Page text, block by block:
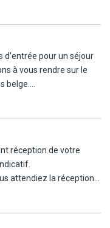
sous forme de
des restaurants
fonction d'impératifs
Type E : Adaptateur non
d'entrée pour un séjour
à vous rendre sur le
belge.
voyager_a_letranger/
réception de votre
attendiez la réception
définitifs avant
d'un changement